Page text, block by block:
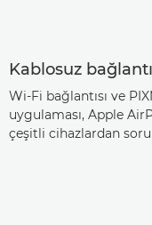
Kablosuz bağlantı
Wi-Fi bağlantısı ve
uygulaması, Apple
çeşitli cihazlardan